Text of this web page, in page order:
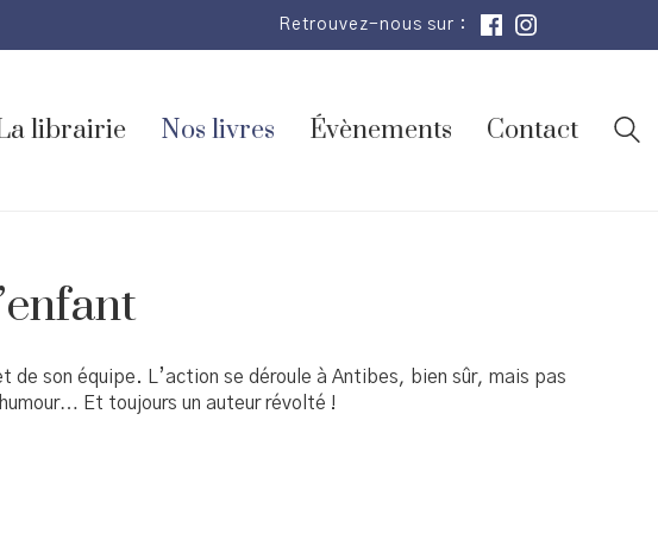
Retrouvez-nous sur :
librairie Nos livres Évènements Contact
de son équipe. L’action se déroule à Antibes, bien sûr, mais pas
… Et toujours un auteur révolté !